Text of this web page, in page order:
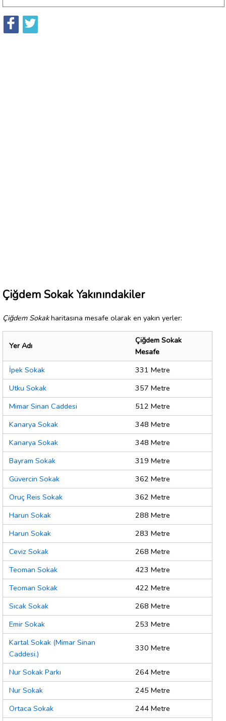
Çiğdem Sokak Yakınındakiler
Çiğdem Sokakharitasına mesafe olarak en yakın yerler:
Yer Adı
Çiğdem Sokak
Mesafe
İpek Sokak
331 Metre
Utku Sokak
357 Metre
Mimar Sinan Caddesi
512 Metre
Kanarya Sokak
348 Metre
Kanarya Sokak
348 Metre
Bayram Sokak
319 Metre
Güvercin Sokak
362 Metre
Oruç Reis Sokak
362 Metre
Harun Sokak
288 Metre
Harun Sokak
283 Metre
Ceviz Sokak
268 Metre
Teoman Sokak
423 Metre
Teoman Sokak
422 Metre
Sıcak Sokak
268 Metre
Emir Sokak
253 Metre
Kartal Sokak (Mimar Sinan
Caddesi.)
330 Metre
Nur Sokak Parkı
264 Metre
Nur Sokak
245 Metre
Ortaca Sokak
244 Metre